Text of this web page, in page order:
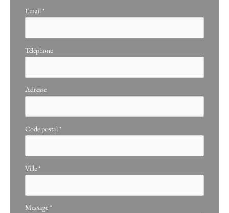
Email *
Téléphone
Adresse
Code postal *
Ville *
Message *